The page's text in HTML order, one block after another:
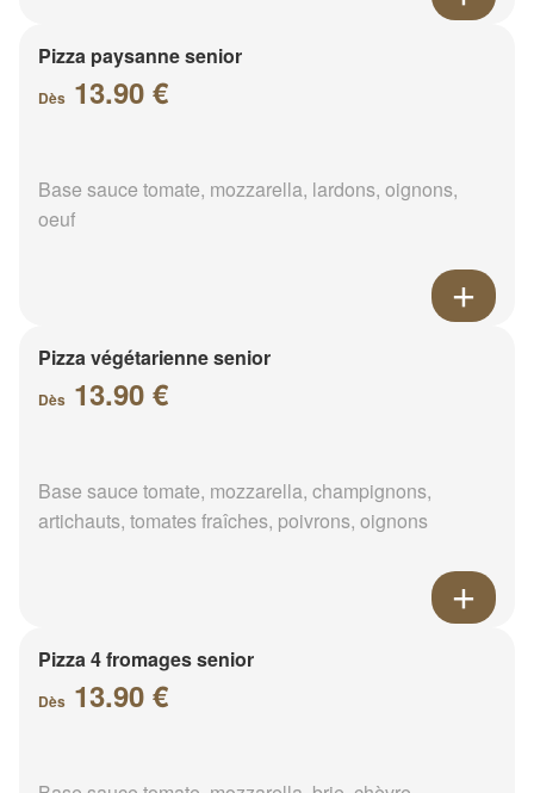
Pizza paysanne senior
Dès 13.90 €
Base sauce tomate, mozzarella, lardons, oignons,
oeuf
Pizza végétarienne senior
Dès 13.90 €
Base sauce tomate, mozzarella, champignons,
artichauts, tomates fraîches, poivrons, oignons
Pizza 4 fromages senior
Dès 13.90 €